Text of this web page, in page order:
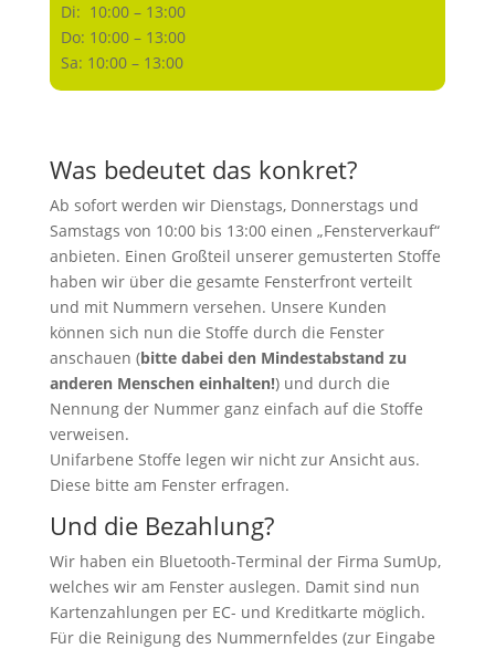
Di: 10:00 – 13:00
Do: 10:00 – 13:00
Sa: 10:00 – 13:00
Was bedeutet das konkret?
Ab sofort werden wir Dienstags, Donnerstags und
Samstags von 10:00 bis 13:00 einen „Fensterverkauf“
anbieten. Einen Großteil unserer gemusterten Stoffe
haben wir über die gesamte Fensterfront verteilt
und mit Nummern versehen. Unsere Kunden
können sich nun die Stoffe durch die Fenster
anschauen (bitte dabei den Mindestabstand zu
anderen Menschen einhalten!) und durch die
Nennung der Nummer ganz einfach auf die Stoffe
verweisen.
Unifarbene Stoffe legen wir nicht zur Ansicht aus.
Diese bitte am Fenster erfragen.
Und die Bezahlung?
Wir haben ein Bluetooth-Terminal der Firma SumUp,
welches wir am Fenster auslegen. Damit sind nun
Kartenzahlungen per EC- und Kreditkarte möglich.
Für die Reinigung des Nummernfeldes (zur Eingabe